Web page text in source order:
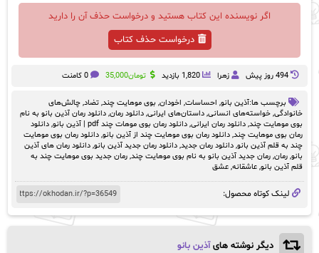
اگر نویسنده این کتاب هستید و درخواست حذف آن را دارید
درخواست حذف کتاب
494 روز پيش زهرا 1,820 بازدید تومان35,000 0 کامنت
برچسب ها:آذین بانو, احساسات, اخودان, بوی موهایت چند, تضاد, چالش‌های
خانوادگی, خواسته‌های انسانی, داستان‌های ایرانی, دانلود رمان, دانلود رمان آذین بانو به نام
بوی موهایت چند, دانلود رمان ایرانی, دانلود رمان بوی موهات چند pdf | آذین بانو , دانلود
رمان بوی موهایت چند, دانلود رمان بوی موهایت چند از آذین بانو, دانلود رمان بوی موهایت
چند به قلم آذین بانو, دانلود رمان جدید, دانلود رمان جدید آذین بانو, دانلود رمان های آذین
بانو, رمان, رمان جدید آذین بانو به نام بوی موهایت چند, رمان جدید بوی موهایت چند به
قلم آذین بانو, عاشقانه, عشق
لینک کوتاه محصول:
دیگر نوشته هایآذین بانو